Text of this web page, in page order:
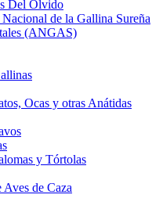
Del Olvido
de la Gallina Sureña
(ANGAS)
Ocas y otras Anátidas
y Tórtolas
Aves de Caza